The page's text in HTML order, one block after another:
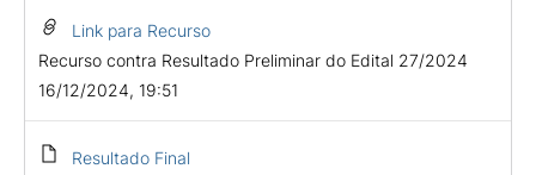
Link para Recurso
Recurso contra Resultado Preliminar do Edital 27/2024
16/12/2024, 19:51
Resultado Final